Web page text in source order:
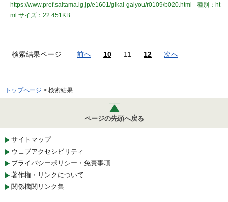
https://www.pref.saitama.lg.jp/e1601/gikai-gaiyou/r0109/b020.html
種別：ht
ml サイズ：22.451KB
検索結果ページ 前へ 10 11 12 次へ
トップページ > 検索結果
ページの先頭へ戻る
サイトマップ
ウェブアクセシビリティ
プライバシーポリシー・免責事項
著作権・リンクについて
関係機関リンク集